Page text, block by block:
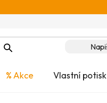
% Akce Vlastní potisk